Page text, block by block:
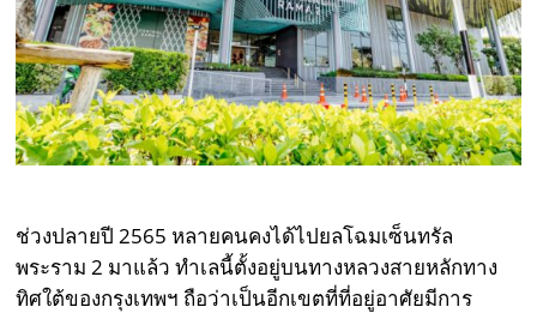
ช่วงปลายปี 2565 หลายคนคงได้ไปยลโฉมเซ็นทรัล
พระราม 2 มาแล้ว ทำเลนี้ตั้งอยู่บนทางหลวงสายหลักทาง
ทิศใต้ของกรุงเทพฯ ถือว่าเป็นอีกเขตที่ที่อยู่อาศัยมีการ